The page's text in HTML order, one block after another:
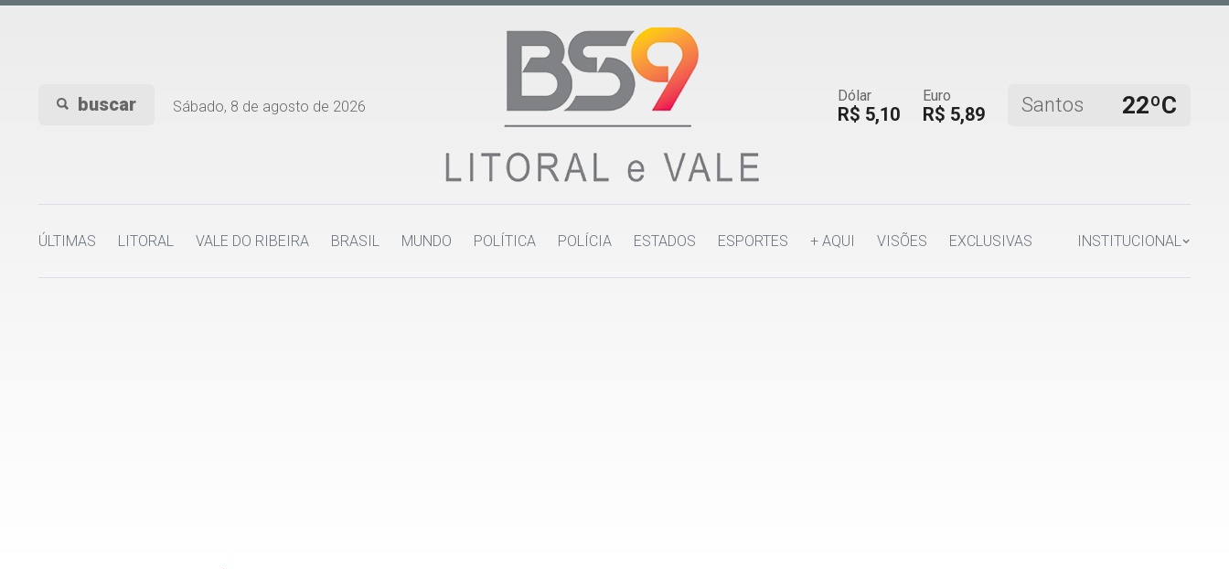
buscar Sábado, 8 de agosto de 2026
Dólar
R$ 5,10
Euro
R$ 5,89 Santos 22ºC
ÚLTIMAS LITORAL VALE DO RIBEIRA BRASIL MUNDO POLÍTICA POLÍCIA ESTADOS ESPORTES + AQUI VISÕES EXCLUSIVAS INSTITUCIONAL